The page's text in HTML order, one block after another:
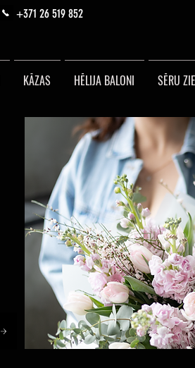
+371 26 519 852
KĀZAS HĒLIJA BALONI SĒRU